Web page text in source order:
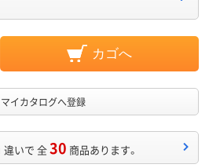
カゴへ
マイカタログへ登録
違いで 全30 商品あります。